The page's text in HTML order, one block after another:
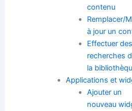
contenu
Remplacer/
à jour un
Effectuer des
recherches
la
Applications et
Ajouter un
nouveau